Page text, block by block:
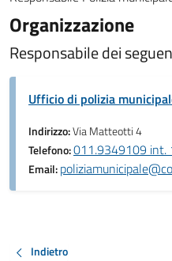
Organizzazione
Responsabile dei
Ufficio di polizia
Indirizzo:Via Matteotti 4
Telefono:011.9349109 int.
Email:
Indietro